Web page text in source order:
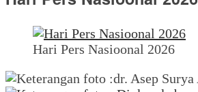
Hari Pers Nasioonal 2026